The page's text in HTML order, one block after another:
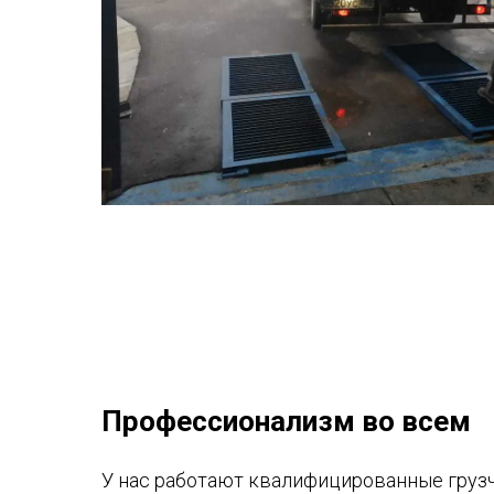
Профессионализм во всем
У нас работают квалифицированные